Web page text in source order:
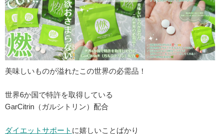
美味しいものが溢れたこの世界の必需品！
世界6か国で特許を取得している
GarCitrin（ガルシトリン）配合
ダイエットサポート に嬉しいことばかり